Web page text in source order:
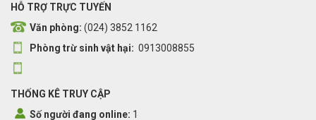
HỖ TRỢ TRỰC TUYẾN
Văn phòng: (024) 3852 1162
Phòng trừ sinh vật hại: 0913008855
THỐNG KÊ TRUY CẬP
Số người đang online: 1